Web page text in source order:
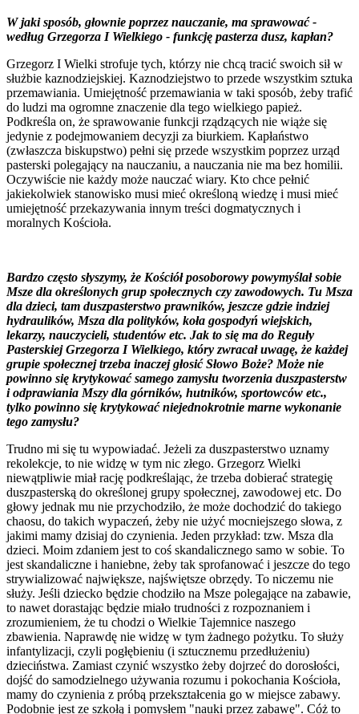
W jaki sposób, głownie poprzez nauczanie, ma sprawować -
według Grzegorza I Wielkiego - funkcję pasterza dusz, kapłan?
Grzegorz I Wielki strofuje tych, którzy nie chcą tracić swoich sił w
służbie kaznodziejskiej. Kaznodziejstwo to przede wszystkim sztuka
przemawiania. Umiejętność przemawiania w taki sposób, żeby trafić
do ludzi ma ogromne znaczenie dla tego wielkiego papież.
Podkreśla on, że sprawowanie funkcji rządzących nie wiąże się
jedynie z podejmowaniem decyzji za biurkiem. Kapłaństwo
(zwłaszcza biskupstwo) pełni się przede wszystkim poprzez urząd
pasterski polegający na nauczaniu, a nauczania nie ma bez homilii.
Oczywiście nie każdy może nauczać wiary. Kto chce pełnić
jakiekolwiek stanowisko musi mieć określoną wiedzę i musi mieć
umiejętność przekazywania innym treści dogmatycznych i
moralnych Kościoła.
Bardzo często słyszymy, że Kościół posoborowy powymyślał sobie
Msze dla określonych grup społecznych czy zawodowych. Tu Msza
dla dzieci, tam duszpasterstwo prawników, jeszcze gdzie indziej
hydraulików, Msza dla polityków, koła gospodyń wiejskich,
lekarzy, nauczycieli, studentów etc. Jak to się ma do Reguły
Pasterskiej Grzegorza I Wielkiego, który zwracał uwagę, że każdej
grupie społecznej trzeba inaczej głosić Słowo Boże? Może nie
powinno się krytykować samego zamysłu tworzenia duszpasterstw
i odprawiania Mszy dla górników, hutników, sportowców etc.,
tylko powinno się krytykować niejednokrotnie marne wykonanie
tego zamysłu?
Trudno mi się tu wypowiadać. Jeżeli za duszpasterstwo uznamy
rekolekcje, to nie widzę w tym nic złego. Grzegorz Wielki
niewątpliwie miał rację podkreślając, że trzeba dobierać strategię
duszpasterską do określonej grupy społecznej, zawodowej etc. Do
głowy jednak mu nie przychodziło, że może dochodzić do takiego
chaosu, do takich wypaczeń, żeby nie użyć mocniejszego słowa, z
jakimi mamy dzisiaj do czynienia. Jeden przykład: tzw. Msza dla
dzieci. Moim zdaniem jest to coś skandalicznego samo w sobie. To
jest skandaliczne i haniebne, żeby tak sprofanować i jeszcze do tego
strywializować największe, najświętsze obrzędy. To niczemu nie
służy. Jeśli dziecko będzie chodziło na Msze polegające na zabawie,
to nawet dorastając będzie miało trudności z rozpoznaniem i
zrozumieniem, że tu chodzi o Wielkie Tajemnice naszego
zbawienia. Naprawdę nie widzę w tym żadnego pożytku. To służy
infantylizacji, czyli pogłębieniu (i sztucznemu przedłużeniu)
dzieciństwa. Zamiast czynić wszystko żeby dojrzeć do dorosłości,
dojść do samodzielnego używania rozumu i pokochania Kościoła,
mamy do czynienia z próbą przekształcenia go w miejsce zabawy.
Podobnie jest ze szkołą i pomysłem "nauki przez zabawę". Cóż to